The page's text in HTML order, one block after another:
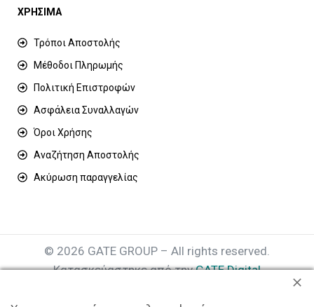
ΧΡΗΣΙΜΑ
Τρόποι Αποστολής
Μέθοδοι Πληρωμής
Πολιτική Επιστροφών
Ασφάλεια Συναλλαγών
Όροι Χρήσης
Αναζήτηση Αποστολής
Ακύρωση παραγγελίας
© 2026 GATE GROUP – All rights reserved.
Κατασκεύαστηκε από τηνGATE Digital
Αριθμός Γ.Ε.ΜΗ. : 077935642000